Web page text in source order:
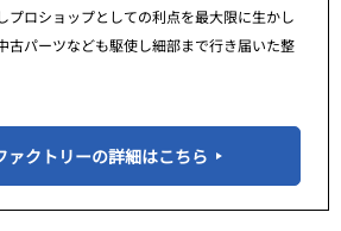
プロショップとしての利点を最大限に生かし
古パーツなども駆使し細部まで行き届いた整
ァクトリーの詳細はこちら